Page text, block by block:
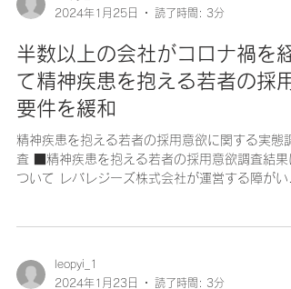
2024年1月25日
読了時間: 3分
半数以上の会社がコロナ禍を経
て精神疾患を抱える若者の採用
要件を緩和
精神疾患を抱える若者の採用意欲に関する実態調
査 ■精神疾患を抱える若者の採用意欲調査結果
ついて レバレジーズ株式会社が運営する障がい
leopyi_1
2024年1月23日
読了時間: 3分